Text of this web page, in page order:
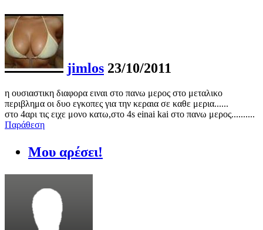
jimlos 23/10/2011
η ουσιαστικη διαφορα ειναι στο πανω μερος στο μεταλικο
περιβλημα οι δυο εγκοπες για την κεραια σε καθε μερια......
στο 4αρι τις ειχε μονο κατω,στο 4s einai kai στο πανω μερος..........
Παράθεση
Μου αρέσει!